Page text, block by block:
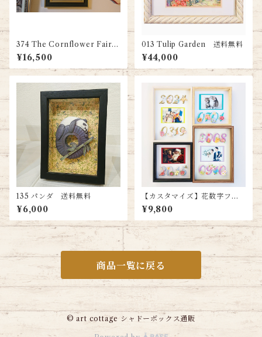
374 The Cornflower Fairy
送料無料
¥16,500
013 Tulip Garden 送料無料
¥44,000
135 パンダ 送料無料
¥6,000
【カスタマイズ】花数字フォ
トフレーム（スモールサイ
ズ）
¥9,800
商品一覧に戻る
© art cottage シャドーボックス通販